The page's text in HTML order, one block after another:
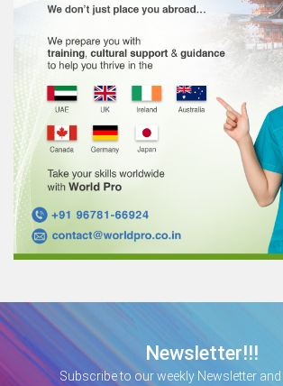
Newsletter!!!
Subscribe to our weekly Newsletter and